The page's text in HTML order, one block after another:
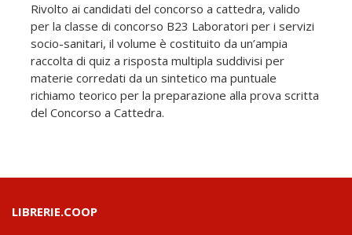
Rivolto ai candidati del concorso a cattedra, valido
per la classe di concorso B23 Laboratori per i servizi
socio-sanitari, il volume è costituito da un’ampia
raccolta di quiz a risposta multipla suddivisi per
materie corredati da un sintetico ma puntuale
richiamo teorico per la preparazione alla prova scritta
del Concorso a Cattedra.
LIBRERIE.COOP